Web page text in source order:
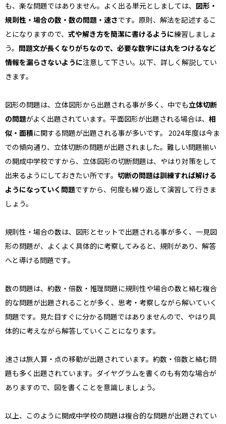
も、楽な問題ではありません。よく出る単元としましては、 図形・
規則性・場合の数・数の問題・速さです。原則、解法を記述するこ
とになりますので、 式や解き方を簡潔に書けるように練習しましょ
う。 問題文が長くなりがちなので、必要な数字には丸をつけるなど
情報を漏らさないように注意して下さい。以下、詳しく解説してい
きます。
図形の問題は、立体図形から出題される事が多く、中でも立体切断
の問題がよく出題されています。平面図形が出題される場合は、 相
似・面積に関する問題が出題される事が多いです。 2024年度は今ま
での傾向通り、立体切断の問題が出題されました。難しい問題揃い
の開成中学校ですから、立体図形の切断問題は、やはり対策をして
出来るようにしておきたい所です。 切断の問題は訓練すれば解ける
ようになっていく問題ですから、何度も繰り返して演習して行きま
しょう。
規則性・場合の数は、図形とセットで出題される事が多く、一見図
形の問題が、よくよく具体的に考察してみると、規則があり、解答
へと導ける問題です。
数の問題は、約数・倍数・推理問題に規則性や場合の数と絡む複合
的な問題が出題されることが多く、思考・考察しながら解いていく
問題です。見た目すぐに分かる問題ではありませんので、やはり具
体的に考えながら解答していくことになります。
速さは旅人算・点の移動が出題されています。約数・倍数と絡む問
題も多く出題されています。ダイヤグラムを書くのも有効な場合が
ありますので、図を書くことを意識しましょう。
以上、このように開成中学校の問題は複合的な問題が出題されてい